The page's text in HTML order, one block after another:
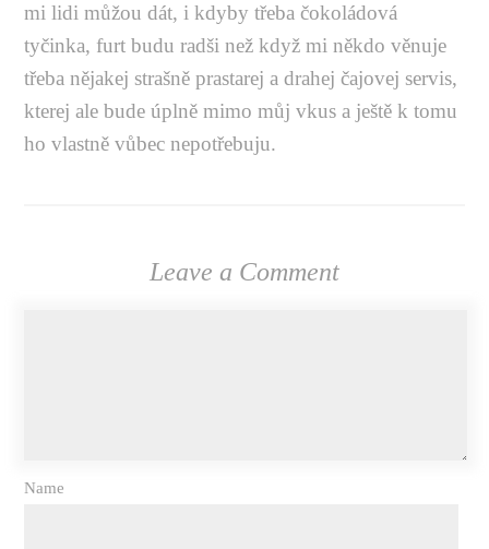
mi lidi můžou dát, i kdyby třeba čokoládová
tyčinka, furt budu radši než když mi někdo věnuje
třeba nějakej strašně prastarej a drahej čajovej servis,
kterej ale bude úplně mimo můj vkus a ještě k tomu
ho vlastně vůbec nepotřebuju.
Leave a Comment
Name